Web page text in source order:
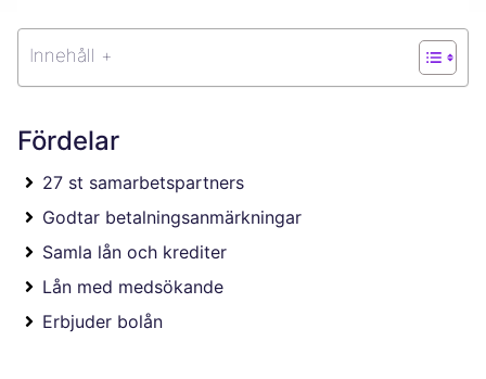
Innehåll +
Fördelar
27 st samarbetspartners
Godtar betalningsanmärkningar
Samla lån och krediter
Lån med medsökande
Erbjuder bolån